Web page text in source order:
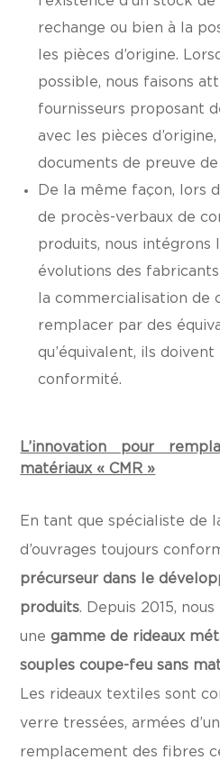
rechange ou bien à la
les pièces d’origine.
possible, nous faisons
fournisseurs proposant
avec les pièces
documents de preuve
De la même façon, lors
de procès-verbaux de
produits, nous intégrons
évolutions des
la commercialisation de
remplacer par des
qu’équivalent, ils
conformité.
L’innovation pour
matériaux « CMR »
En tant que spécialiste de
d’ouvrages toujours
précurseur dans le
produits. Depuis 2015,
unegamme de rideaux
souples coupe-feu sans
Les rideaux textiles sont
verre tressées, armées
remplacement des fibres